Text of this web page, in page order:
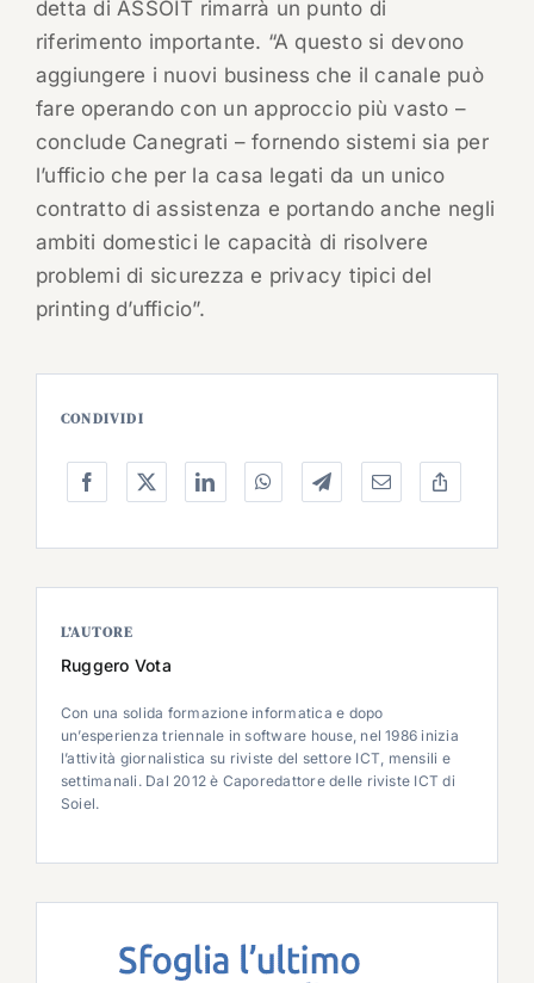
detta di ASSOIT rimarrà un punto di
riferimento importante. “A questo si devono
aggiungere i nuovi business che il canale può
fare operando con un approccio più vasto –
conclude Canegrati – fornendo sistemi sia per
l’ufficio che per la casa legati da un unico
contratto di assistenza e portando anche negli
ambiti domestici le capacità di risolvere
problemi di sicurezza e privacy tipici del
printing d’ufficio”.
CONDIVIDI
L’AUTORE
Ruggero Vota
Con una solida formazione informatica e dopo
un’esperienza triennale in software house, nel 1986 inizia
l’attività giornalistica su riviste del settore ICT, mensili e
settimanali. Dal 2012 è Caporedattore delle riviste ICT di
Soiel.